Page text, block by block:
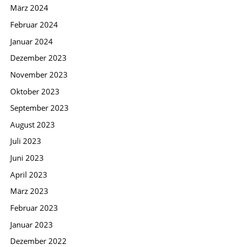
März 2024
Februar 2024
Januar 2024
Dezember 2023
November 2023
Oktober 2023
September 2023
August 2023
Juli 2023
Juni 2023
April 2023
März 2023
Februar 2023
Januar 2023
Dezember 2022